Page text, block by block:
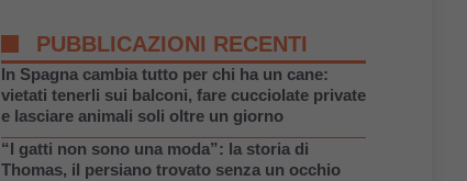
PUBBLICAZIONI RECENTI
In Spagna cambia tutto per chi ha un cane:
vietati tenerli sui balconi, fare cucciolate private
e lasciare animali soli oltre un giorno
“I gatti non sono una moda”: la storia di
Thomas, il persiano trovato senza un occhio